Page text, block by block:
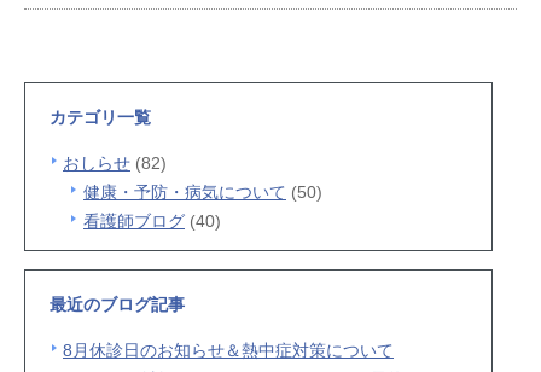
カテゴリ一覧
おしらせ (82)
健康・予防・病気について (50)
看護師ブログ (40)
最近のブログ記事
8月休診日のお知らせ＆熱中症対策について